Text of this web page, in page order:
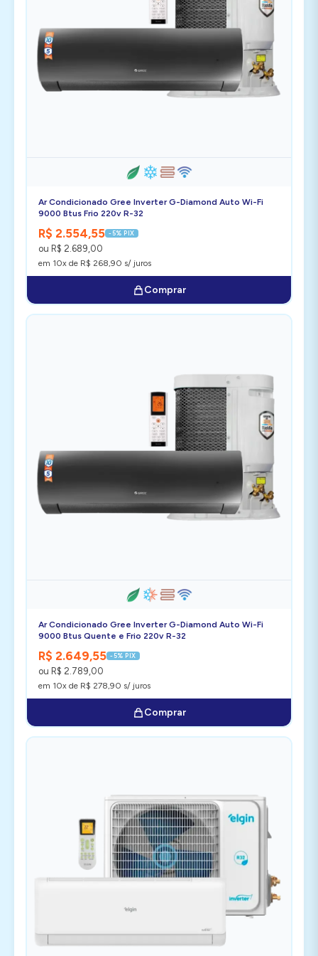
Ar Condicionado Gree Inverter G-Diamond Auto Wi-Fi
9000 Btus Frio 220v R-32
R$ 2.554,55 -5% PIX
ou R$ 2.689,00
em 10x de R$ 268,90 s/ juros
Comprar
Ar Condicionado Gree Inverter G-Diamond Auto Wi-Fi
9000 Btus Quente e Frio 220v R-32
R$ 2.649,55 -5% PIX
ou R$ 2.789,00
em 10x de R$ 278,90 s/ juros
Comprar